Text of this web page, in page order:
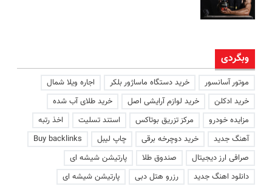
وبگردی
موتور آسانسور خرید دستگاه ماساژور بلکر
اجاره ویلا شمال
خرید ادکلن
خرید لوازم آرایشی اصل
خرید طلای آب شده
مزایده خودرو
مرکز تزریق بوتاکس استند تسلیت
اخذ رتبه
آهنگ جدید
خرید دوچرخه برقی چاپ لیبل
Buy backlinks
صرافی ارز دیجیتال
صندوق طلا
پارتیشن شیشه ای
دانلود اهنگ جدید
رزرو هتل دبی پارتیشن شیشه ای